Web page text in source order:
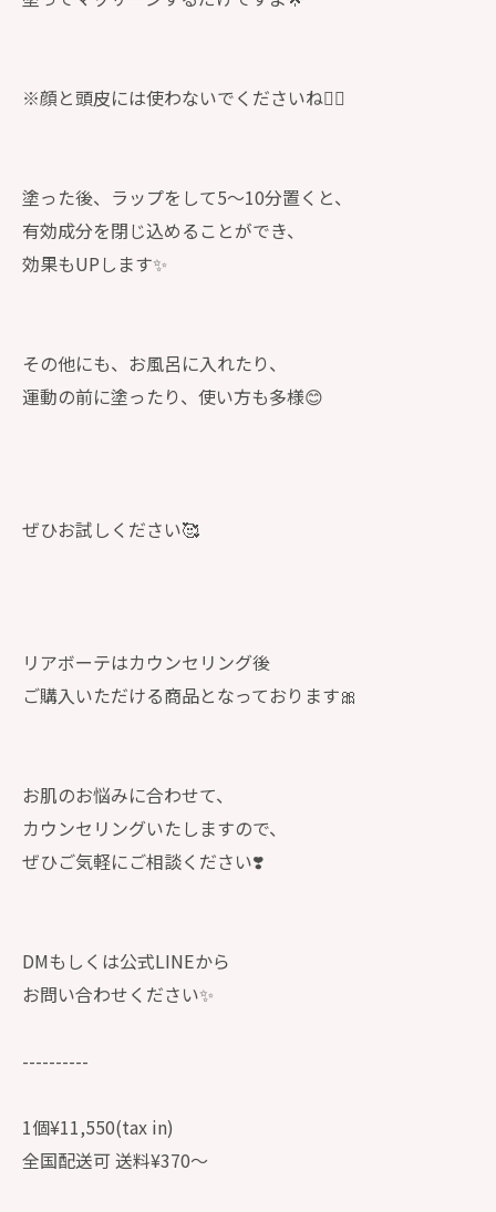
※顔と頭皮には使わないでくださいね🙅‍♀️
塗った後、ラップをして5〜10分置くと、
有効成分を閉じ込めることができ、
効果もUPします✨
その他にも、お風呂に入れたり、
運動の前に塗ったり、使い方も多様😊
ぜひお試しください🥰
リアボーテはカウンセリング後
ご購入いただける商品となっております🎀
お肌のお悩みに合わせて、
カウンセリングいたしますので、
ぜひご気軽にご相談ください❣️
DMもしくは公式LINEから
お問い合わせください✨
----------
1個¥11,550(tax in)
全国配送可 送料¥370〜